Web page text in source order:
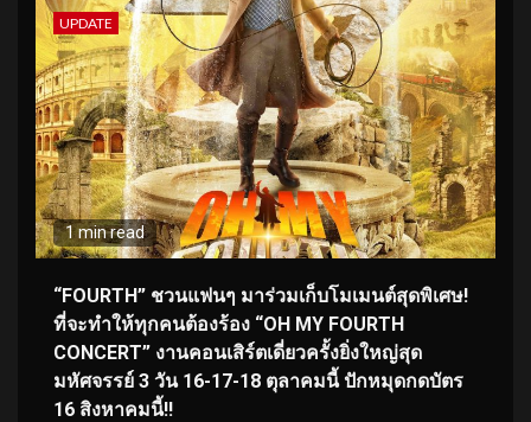
UPDATE
1 min read
“FOURTH” ชวนแฟนๆ มาร่วมเก็บโมเมนต์สุดพิเศษ!
ที่จะทำให้ทุกคนต้องร้อง “OH MY FOURTH
CONCERT” งานคอนเสิร์ตเดี่ยวครั้งยิ่งใหญ่สุด
มหัศจรรย์ 3 วัน 16-17-18 ตุลาคมนี้ ปักหมุดกดบัตร
16 สิงหาคมนี้!!